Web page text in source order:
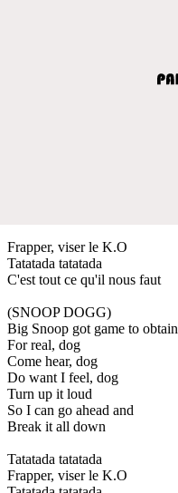
Frapper, viser le K.O
Tatatada tatatada
C'est tout ce qu'il nous faut
(SNOOP DOGG)
Big Snoop got game to obtain
For real, dog
Come hear, dog
Do want I feel, dog
Turn up it loud
So I can go ahead and
Break it all down
Tatatada tatatada
Frapper, viser le K.O